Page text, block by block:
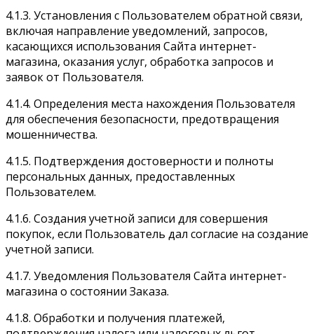
4.1.3. Установления с Пользователем обратной связи,
включая направление уведомлений, запросов,
касающихся использования Сайта интернет-
магазина, оказания услуг, обработка запросов и
заявок от Пользователя.
4.1.4. Определения места нахождения Пользователя
для обеспечения безопасности, предотвращения
мошенничества.
4.1.5. Подтверждения достоверности и полноты
персональных данных, предоставленных
Пользователем.
4.1.6. Создания учетной записи для совершения
покупок, если Пользователь дал согласие на создание
учетной записи.
4.1.7. Уведомления Пользователя Сайта интернет-
магазина о состоянии Заказа.
4.1.8. Обработки и получения платежей,